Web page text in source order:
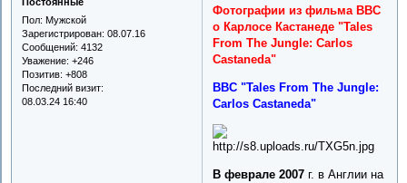
Постоянные
Пол: Мужской
Зарегистрирован: 08.07.16
Сообщений: 4132
Уважение: +246
Позитив: +808
Последний визит:
08.03.24 16:40
Фотографии из фильма BBC
о Карлосе Кастанеде "Tales
From The Jungle: Carlos
Castaneda"
BBC "Tales From The Jungle:
Carlos Castaneda"
В феврале 2007 г. в Англии на